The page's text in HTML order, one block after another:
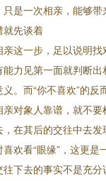
是一次相亲，能够
就先谈着
这一步，足以说明找
能力见第一面就判断
。而“你不喜欢”的反
对象人靠谱，就不
，在其后的交往中去
欢看“眼缘”，这更
下去的事实不是充分